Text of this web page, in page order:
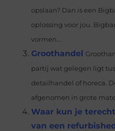
opslaan? Dan is een
oplossing voor jou.
vormen...
Groothandel
partij wat gelegen ligt
detailhandel of horeca.
afgenomen in grote
Waar kun je
van een